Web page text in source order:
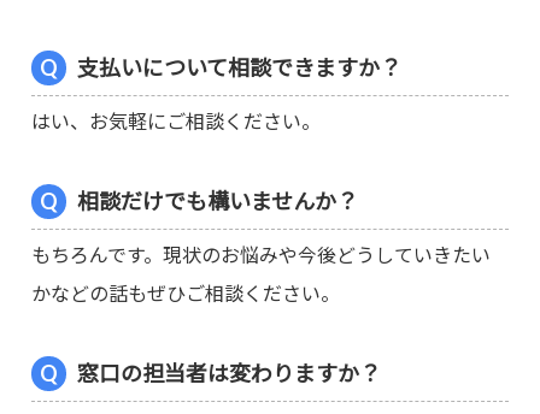
支払いについて相談できますか？
はい、お気軽にご相談ください。
相談だけでも構いませんか？
もちろんです。現状のお悩みや今後どうしていきたい
かなどの話もぜひご相談ください。
窓口の担当者は変わりますか？